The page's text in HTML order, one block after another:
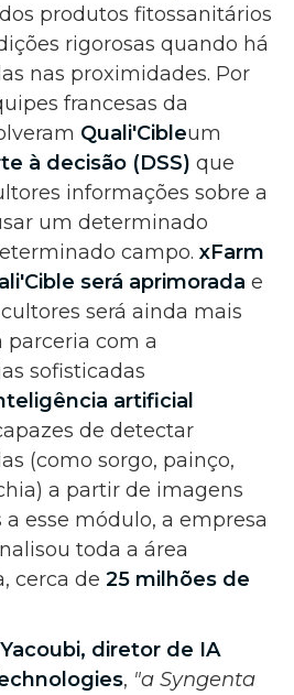
produtos fitossanitários
rigorosas quando há
nas proximidades. Por
francesas da
Quali'Cibleum
à decisão (DSS) que
informações sobre a
um determinado
campo. xFarm
será aprimorada e
será ainda mais
parceria com a
sofisticadas
artificial
de detectar
(como sorgo, painço,
a partir de imagens
a esse módulo, a empresa
toda a área
cerca de 25 milhões de
diretor de IA
, "a Syngenta